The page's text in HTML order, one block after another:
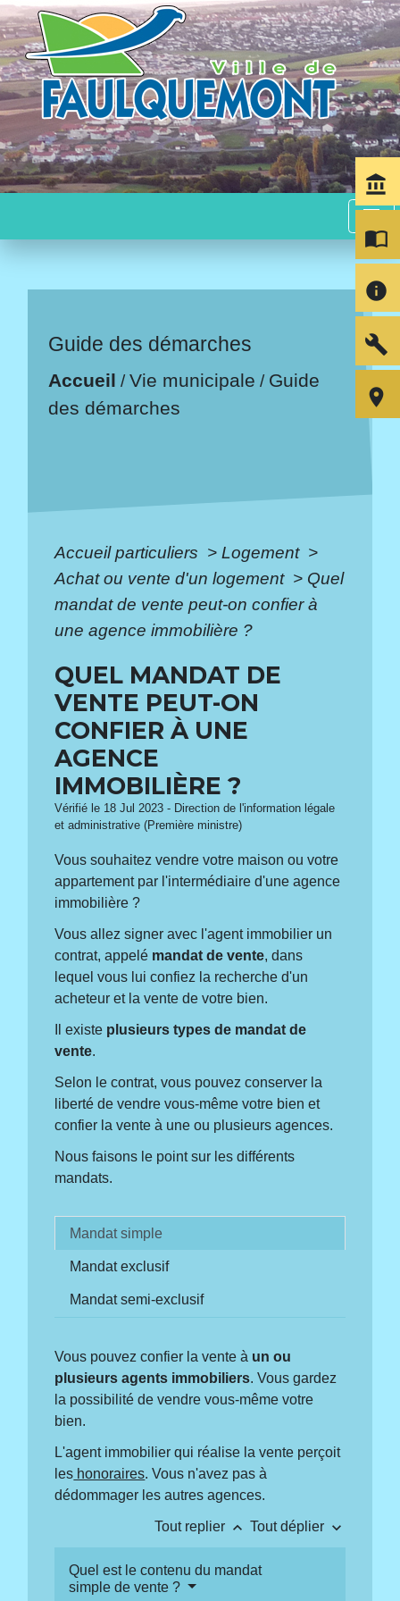
menu
Guide des démarches
Accueil /Vie municipale / Guide
des démarches
Accueil particuliers > Logement >
Achat ou vente d'un logement > Quel
mandat de vente peut-on confier à
une agence immobilière ?
QUEL MANDAT DE
VENTE PEUT-ON
CONFIER À UNE
AGENCE
IMMOBILIÈRE ?
Vérifié le 18 Jul 2023 - Direction de l'information légale
et administrative (Première ministre)
Vous souhaitez vendre votre maison ou votre
appartement par l'intermédiaire d'une agence
immobilière ?
Vous allez signer avec l'agent immobilier un
contrat, appelé mandat de vente, dans
lequel vous lui confiez la recherche d'un
acheteur et la vente de votre bien.
Il existe plusieurs types de mandat de
vente.
Selon le contrat, vous pouvez conserver la
liberté de vendre vous-même votre bien et
confier la vente à une ou plusieurs agences.
Nous faisons le point sur les différents
mandats.
Mandat simple
Mandat exclusif
Mandat semi-exclusif
Vous pouvez confier la vente à un ou
plusieurs agents immobiliers. Vous gardez
la possibilité de vendre vous-même votre
bien.
L'agent immobilier qui réalise la vente perçoit
les honoraires. Vous n'avez pas à
dédommager les autres agences.
Tout replier keyboard_arrow_up Tout déplier keyboard_arrow_down
Quel est le contenu du mandat
simple de vente ?
account_balance
import_contacts
info
build
room